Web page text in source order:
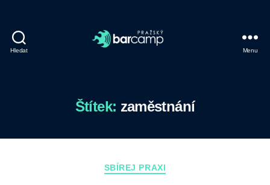
Hledat Menu
Štítek: zaměstnání
Rubriky
SBÍREJ PRAXI